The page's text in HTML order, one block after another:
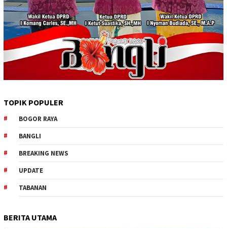
TOPIK POPULER
BOGOR RAYA
BANGLI
BREAKING NEWS
UPDATE
TABANAN
BERITA UTAMA